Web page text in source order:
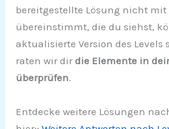
bereitgestellte Lösung nicht mit
übereinstimmt, die du siehst,
aktualisierte Version des Levels
raten wir dirdie Elemente in
überprüfen.
Entdecke weitere Lösungen